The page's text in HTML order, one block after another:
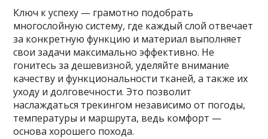
Ключ к успеху — грамотно подобрать
многослойную систему, где каждый слой отвечает
за конкретную функцию и материал выполняет
свои задачи максимально эффективно. Не
гонитесь за дешевизной, уделяйте внимание
качеству и функциональности тканей, а также их
уходу и долговечности. Это позволит
наслаждаться трекингом независимо от погоды,
температуры и маршрута, ведь комфорт —
основа хорошего похода.